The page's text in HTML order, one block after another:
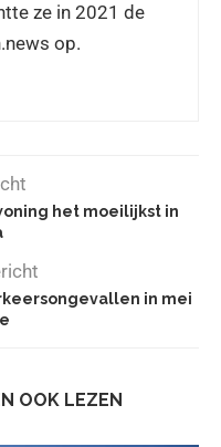
ze in 2021 de
op.
het moeilijkst in
in mei
OOK LEZEN